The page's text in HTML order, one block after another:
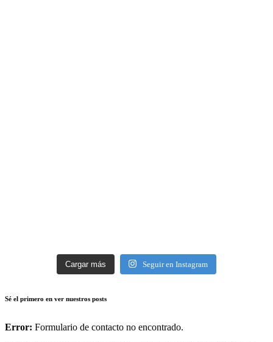
Cargar más Seguir en Instagram
Sé el primero en ver nuestros posts
Error: Formulario de contacto no encontrado.